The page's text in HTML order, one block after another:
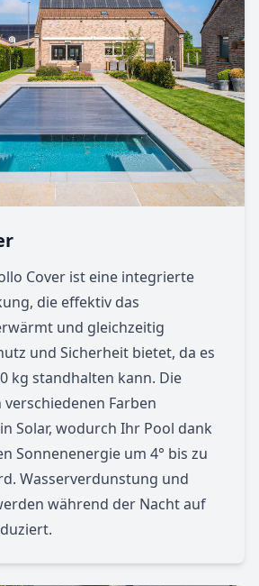
Cover ist eine integrierte
die effektiv das
und gleichzeitig
und Sicherheit bietet, da es
kg standhalten kann. Die
Farben
Solar, wodurch Ihr Pool dank
Sonnenenergie um 4° bis zu
Wasserverdunstung und
während der Nacht auf